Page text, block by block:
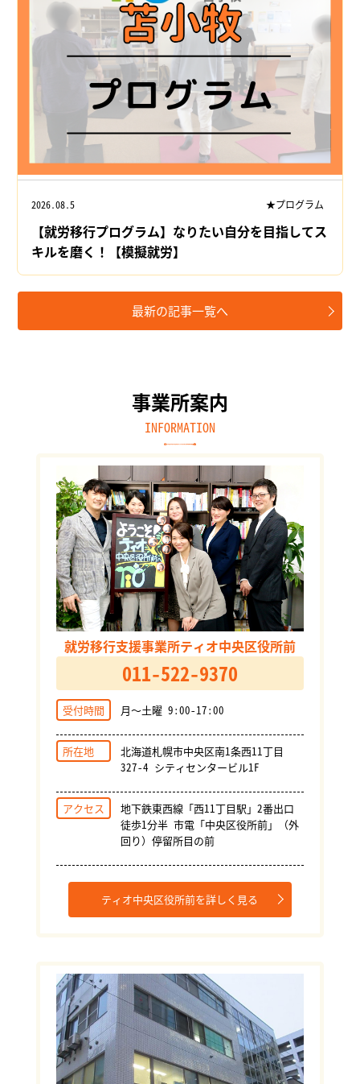
2026.08.5 ★プログラム
【就労移行プログラム】なりたい自分を目指してス
キルを磨く！【模擬就労】
最新の記事一覧へ
事業所案内
INFORMATION
就労移行支援事業所ティオ中央区役所前
011-522-9370
受付時間 月～土曜 9:00-17:00
所在地
北海道札幌市中央区南1条西11丁目
327-4 シティセンタービル1F
アクセス
地下鉄東西線「西11丁目駅」2番出口
徒歩1分半 市電「中央区役所前」（外
回り）停留所目の前
ティオ中央区役所前を詳しく見る